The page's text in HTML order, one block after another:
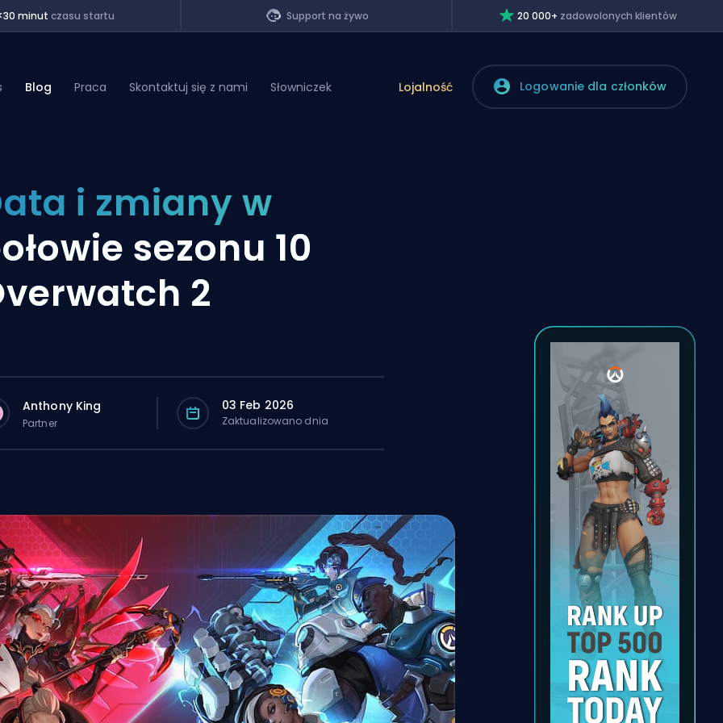
minutczasu startu Support na żywo 20 000+ zadowolonych klientów
Blog Praca Skontaktuj się z nami Słowniczek Lojalność Logowanie dla członków
i zmiany w
sezonu 10
2
Anthony King
Partner
03 Feb 2026
Zaktualizowano dnia